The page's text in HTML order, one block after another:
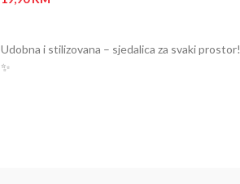
Udobna i stilizovana – sjedalica za svaki prostor!
✨